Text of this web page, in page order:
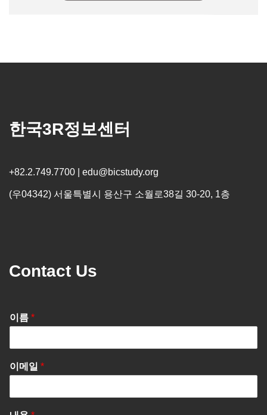
한국3R정보센터
+82.2.749.7700 | edu@bicstudy.org
(우04342) 서울특별시 용산구 소월로38길 30-20, 1층
Contact Us
이름 *
이메일 *